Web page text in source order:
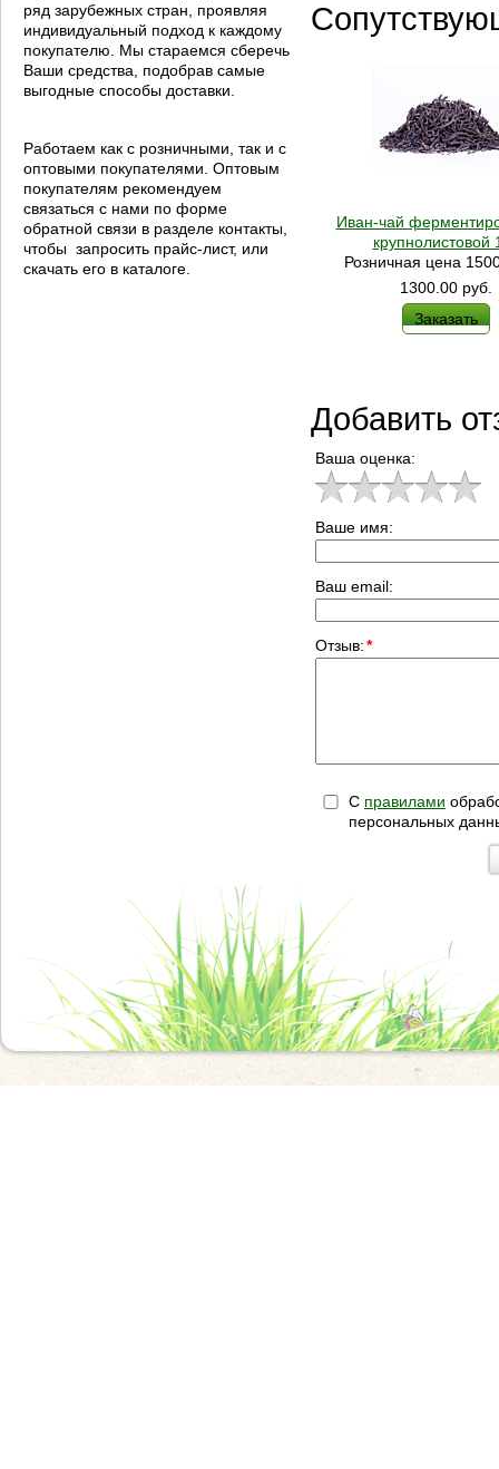
ряд зарубежных стран, проявляя
индивидуальный подход к каждому
покупателю. Мы стараемся сберечь
Ваши средства, подобрав самые
выгодные способы доставки.
Работаем как с розничными, так и с
оптовыми покупателями. Оптовым
покупателям рекомендуем
связаться с нами по форме
обратной связи в разделе контакты,
чтобы запросить прайс-лист, или
скачать его в каталоге.
Иван-чай
крупнолистовой
Розничная цена
1300.00 руб.
Заказать
Добавить
Ваша оценка:
Ваше имя:
Ваш email:
Отзыв:*
С правилами
персональных